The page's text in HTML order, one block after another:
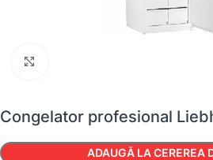
Congelator profesional
ADAUGĂ LA CEREREA